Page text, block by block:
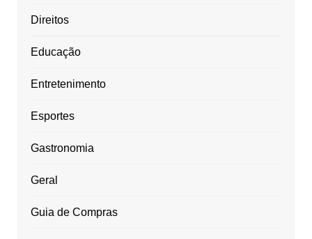
Direitos
Educação
Entretenimento
Esportes
Gastronomia
Geral
Guia de Compras